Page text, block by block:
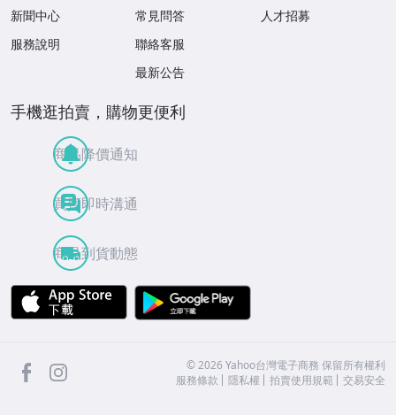
新聞中心
服務說明
常見問答
聯絡客服
最新公告
人才招募
手機逛拍賣，購物更便利
商品降價通知
買賣即時溝通
商品到貨動態
APP Store
facebook ©2026 Yahoo台灣電子商務 保留所有權利
服務條款
隱私權 拍賣使用規範 交易安全